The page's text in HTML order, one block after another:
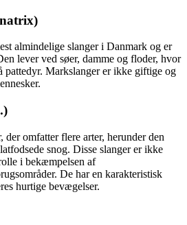
almindelige slanger i Danmark og er
lever ved søer, damme og floder, hvor
pattedyr. Markslanger er ikke giftige og
der omfatter flere arter, herunder den
snog. Disse slanger er ikke
i bekæmpelsen af
De har en karakteristisk
hurtige bevægelser.